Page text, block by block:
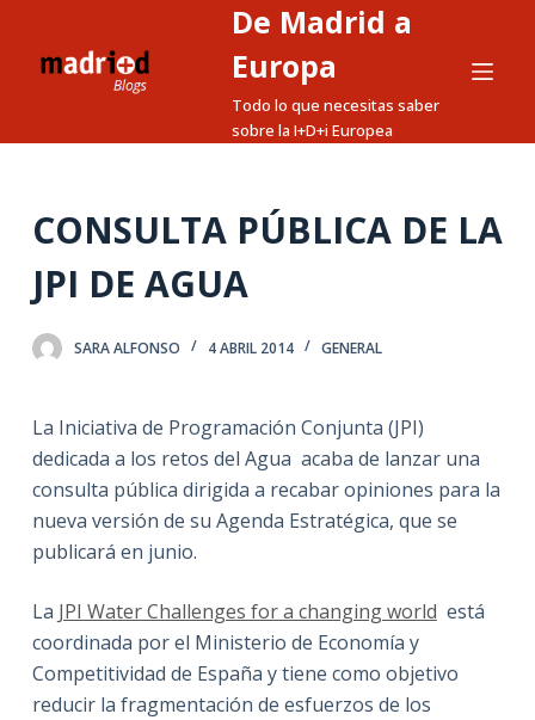
a
o
n
n
d
o
De Madrid a
Europa
Todo lo que necesitas saber
sobre la I+D+i Europea
CONSULTA PÚBLICA DE LA
JPI DE AGUA
SARA ALFONSO 4 ABRIL 2014 GENERAL
La Iniciativa de Programación Conjunta (JPI)
dedicada a los retos del Agua acaba de lanzar una
consulta pública dirigida a recabar opiniones para la
nueva versión de su Agenda Estratégica, que se
publicará en junio.
La JPI Water Challenges for a changing world está
coordinada por el Ministerio de Economía y
Competitividad de España y tiene como objetivo
reducir la fragmentación de esfuerzos de los